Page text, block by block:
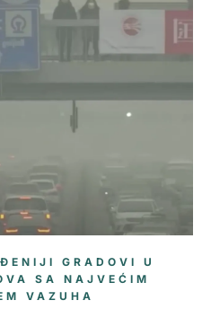
GRADOVI U
SA NAJVEĆIM
VAZUHA